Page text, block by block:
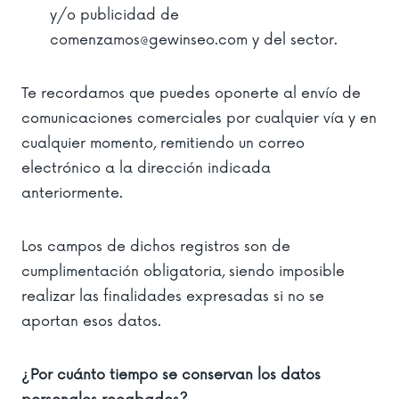
y/o publicidad de
comenzamos@gewinseo.com y del sector.
Te recordamos que puedes oponerte al envío de
comunicaciones comerciales por cualquier vía y en
cualquier momento, remitiendo un correo
electrónico a la dirección indicada
anteriormente.
Los campos de dichos registros son de
cumplimentación obligatoria, siendo imposible
realizar las finalidades expresadas si no se
aportan esos datos.
¿Por cuánto tiempo se conservan los datos